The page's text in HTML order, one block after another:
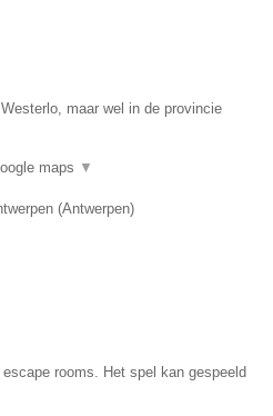
maar wel in de provincie
maps ▼
(Antwerpen)
rooms. Het spel kan gespeeld